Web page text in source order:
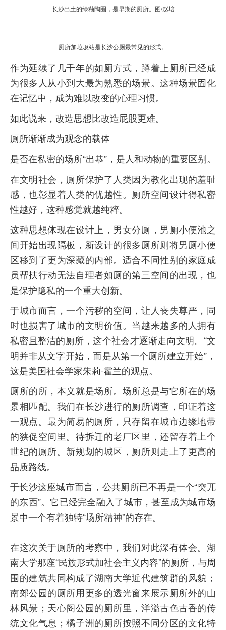
长沙出土的绿釉陶圈，是早期的厕所。图/赵培
厕所加垃圾站是长沙公厕最常见的形式。
作为延续了几千年的如厕方式，蹲着上厕所已经成
为很多人从小到大最为熟悉的场景。这种场景固化
在记忆中，成为难以改变的心理习惯。
如此说来，改造思想比改造屁股更难。
厕所渐渐成为观念的载体
是否在私密的场所“出恭”，是人和动物的重要区别。
在文明社会，厕所保护了人类因为教化出现的羞耻
感，也彰显着人类的优越性。厕所空间设计得私密
性越好，这种感觉就越纯粹。
这种思想体现在设计上，男女分厕，男厕小便池之
间开始出现隔板，新设计的很多厕所则将男厕小便
区移到了更为深藏的内部。适合不同性别的家庭成
员帮扶行动无法自理者如厕的第三空间的出现，也
是保护隐私的一个重大创新。
于城市而言，一个污秽的空间，让人丧失尊严，同
时也损害了城市的文明价值。当越来越多的人拥有
私密且整洁的厕所，这个社会才逐渐走向文明。“文
明并非从文字开始，而是从第一个厕所建立开始”，
这是美国社会学家朱莉·霍兰的观点。
厕所的所，本义就是场所。场所总是与它所在的场
景相匹配。我们在长沙进行的厕所调查，印证着这
一观点。最为简易的厕所，只存留在城市边缘地带
的狭促空间里。待拆迁的老厂区里，还留存着上个
世纪的厕所。新规划的城区，厕所则走上了更高的
品质路线。
于长沙这座城市而言，公共厕所已不再是一个“突兀
的东西”。它已经完全融入了城市，甚至成为城市场
景中一个有着独特“场所精神”的存在。
在这次关于厕所的考察中，我们对此深有体会。湖
南大学那座“民族形式加社会主义内容”的厕所，与周
围的建筑共同构成了湖南大学近代建筑群的风貌；
南郊公园的厕所用更多的透光窗来展示厕所外的山
林风景；天心阁公园的厕所里，洋溢古色古香的传
统文化气息；橘子洲的厕所按照不同分区的文化特